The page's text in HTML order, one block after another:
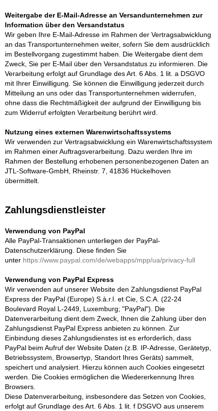
Weitergabe der E-Mail-Adresse an Versandunternehmen zur
Information über den Versandstatus
Wir geben Ihre E-Mail-Adresse im Rahmen der Vertragsabwicklung
an das Transportunternehmen weiter, sofern Sie dem ausdrücklich
im Bestellvorgang zugestimmt haben. Die Weitergabe dient dem
Zweck, Sie per E-Mail über den Versandstatus zu informieren. Die
Verarbeitung erfolgt auf Grundlage des Art. 6 Abs. 1 lit. a DSGVO
mit Ihrer Einwilligung. Sie können die Einwilligung jederzeit durch
Mitteilung an uns oder das Transportunternehmen widerrufen,
ohne dass die Rechtmäßigkeit der aufgrund der Einwilligung bis
zum Widerruf erfolgten Verarbeitung berührt wird.
Nutzung eines externen Warenwirtschaftssystems
Wir verwenden zur Vertragsabwicklung ein Warenwirtschaftssystem
im Rahmen einer Auftragsverarbeitung. Dazu werden Ihre im
Rahmen der Bestellung erhobenen personenbezogenen Daten an
JTL-Software-GmbH, Rheinstr. 7, 41836 Hückelhoven
übermittelt.
Zahlungsdienstleister
Verwendung von PayPal
Alle PayPal-Transaktionen unterliegen der PayPal-
Datenschutzerklärung. Diese finden Sie
unter https://www.paypal.com/de/webapps/mpp/ua/privacy-full
Verwendung von PayPal Express
Wir verwenden auf unserer Website den Zahlungsdienst PayPal
Express der PayPal (Europe) S.à.r.l. et Cie, S.C.A. (22-24
Boulevard Royal L-2449, Luxemburg; "PayPal"). Die
Datenverarbeitung dient dem Zweck, Ihnen die Zahlung über den
Zahlungsdienst PayPal Express anbieten zu können. Zur
Einbindung dieses Zahlungsdienstes ist es erforderlich, dass
PayPal beim Aufruf der Website Daten (z.B. IP-Adresse, Gerätetyp,
Betriebssystem, Browsertyp, Standort Ihres Geräts) sammelt,
speichert und analysiert. Hierzu können auch Cookies eingesetzt
werden. Die Cookies ermöglichen die Wiedererkennung Ihres
Browsers.
Diese Datenverarbeitung, insbesondere das Setzen von Cookies,
erfolgt auf Grundlage des Art. 6 Abs. 1 lit. f DSGVO aus unserem